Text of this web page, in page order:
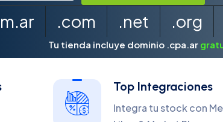
.com .net .org
Tu tienda incluye dominio .cpa.ar
Top Integraciones
Integra tu stock con